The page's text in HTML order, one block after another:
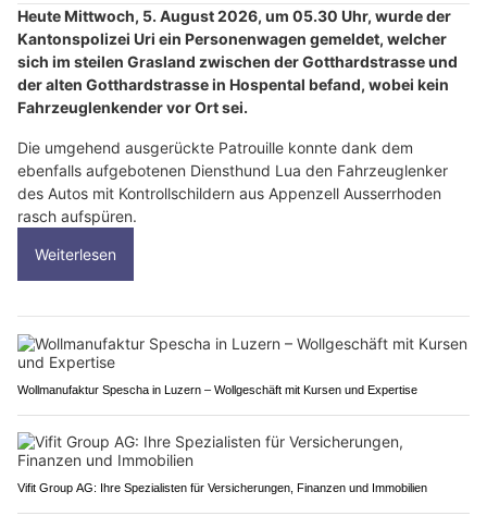
Heute Mittwoch, 5. August 2026, um 05.30 Uhr, wurde der
Kantonspolizei Uri ein Personenwagen gemeldet, welcher
sich im steilen Grasland zwischen der Gotthardstrasse und
der alten Gotthardstrasse in Hospental befand, wobei kein
Fahrzeuglenkender vor Ort sei.
Die umgehend ausgerückte Patrouille konnte dank dem
ebenfalls aufgebotenen Diensthund Lua den Fahrzeuglenker
des Autos mit Kontrollschildern aus Appenzell Ausserrhoden
rasch aufspüren.
Weiterlesen
Wollmanufaktur Spescha in Luzern – Wollgeschäft mit Kursen und Expertise
Vifit Group AG: Ihre Spezialisten für Versicherungen, Finanzen und Immobilien